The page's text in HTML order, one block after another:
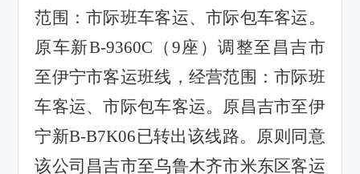
范围：市际班车客运、市际包车客运。
原车新B-9360C （ 9座）调整至昌吉市
至伊宁市客运班线，经营范围：市际班
车客运、市际包车客运。原昌吉市至伊
宁新B-B7K06已转出该线路。原则同意
该公司昌吉市至乌鲁木齐市米东区客运